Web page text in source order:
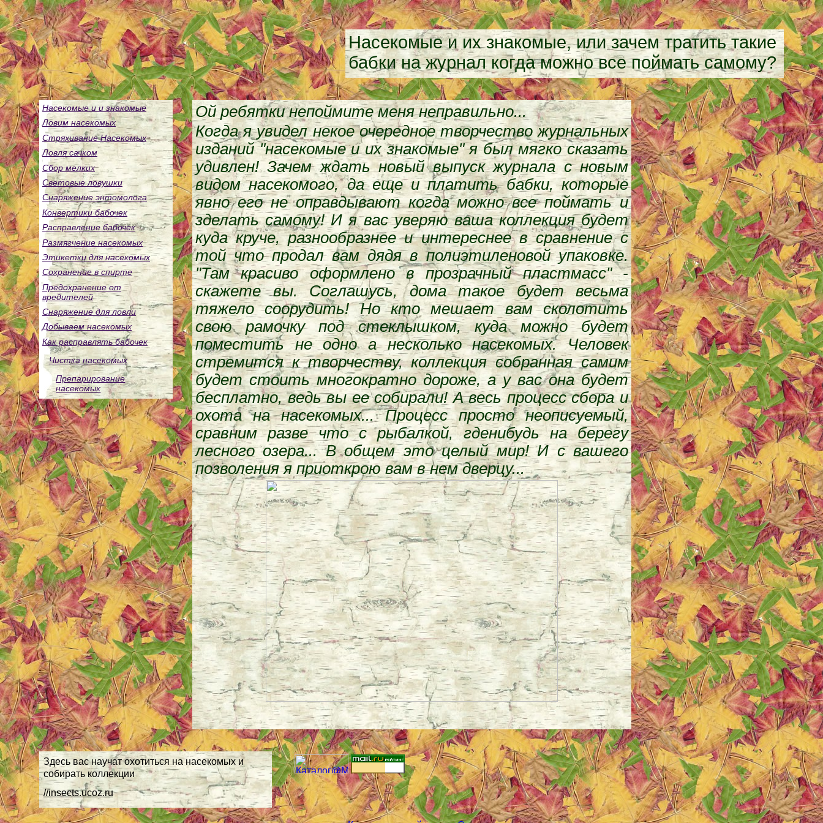
Насекомые и их знакомые, или зачем тратить такие
бабки на журнал когда можно все поймать самому?
Насекомые и и знакомые
Ловим насекомых
Стряхивание Насекомых
Ловля сачком
Сбор мелких
Световые ловушки
Снаряжение энтомолога
Конвертики бабочек
Расправление бабочек
Размягчение насекомых
Этикетки для насекомых
Сохранение в спирте
Предохранение от
вредителей
Снаряжение для ловли
Добываем насекомых
Как расправлять бабочек
Чистка насекомых
Препарирование
насекомых
Ой ребятки непоймите меня неправильно...
Когда я увидел некое очередное творчество журнальных
изданий "насекомые и их знакомые" я был мягко сказать
удивлен! Зачем ждать новый выпуск журнала с новым
видом насекомого, да еще и платить бабки, которые
явно его не оправдывают когда можно все поймать и
зделать самому! И я вас уверяю ваша коллекция будет
куда круче, разнообразнее и интереснее в сравнение с
той что продал вам дядя в полиэтиленовой упаковке.
"Там красиво оформлено в прозрачный пластмасс" -
скажете вы. Соглашусь, дома такое будет весьма
тяжело соорудить! Но кто мешает вам сколотить
свою рамочку под стеклышком, куда можно будет
поместить не одно а несколько насекомых. Человек
стремится к творчеству, коллекция собранная самим
будет стоить многократно дороже, а у вас она будет
бесплатно, ведь вы ее собирали! А весь процесс сбора и
охота на насекомых... Процесс просто неописуемый,
сравним разве что с рыбалкой, гденибудь на берегу
лесного озера... В общем это целый мир! И с вашего
позволения я приоткрою вам в нем дверцу...
Здесь вас научат охотиться на насекомых и
собирать коллекции
//insects.ucoz.ru